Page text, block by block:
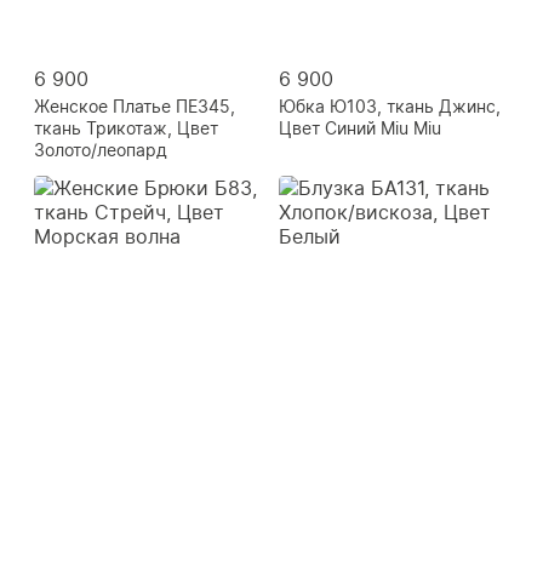
6 900
Женское Платье ПЕ345,
ткань Трикотаж, Цвет
Золото/леопард
6 900
Юбка Ю103, ткань Джинс,
Цвет Синий Miu Miu